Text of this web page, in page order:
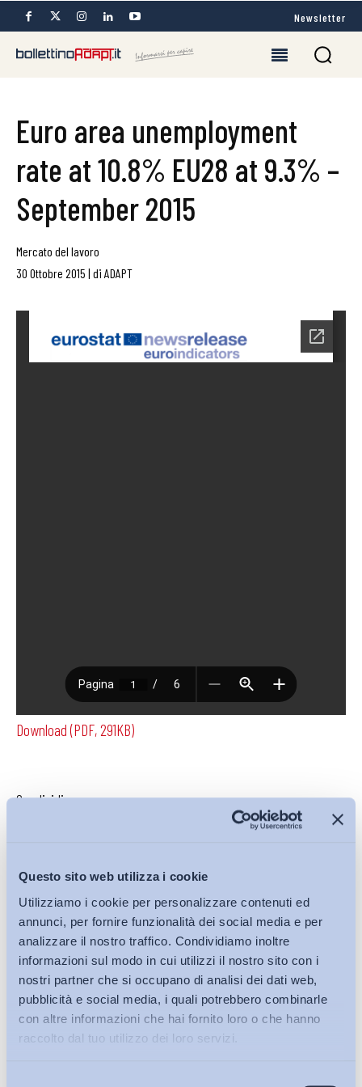
Questo sito web utilizza i cookie
Utilizziamo i cookie per personalizzare contenuti ed
annunci, per fornire funzionalità dei social media e per
analizzare il nostro traffico. Condividiamo inoltre
informazioni sul modo in cui utilizzi il nostro sito con i
nostri partner che si occupano di analisi dei dati web,
pubblicità e social media, i quali potrebbero combinarle
con altre informazioni che hai fornito loro o che hanno
raccolto dal tuo utilizzo dei loro servizi.
Newsletter
Euro area unemployment
rate at 10.8% EU28 at 9.3% –
September 2015
Mercato del lavoro
30 Ottobre 2015 | di ADAPT
Download (PDF, 291KB)
Condividi su:
Iscriviti alla Newsletter